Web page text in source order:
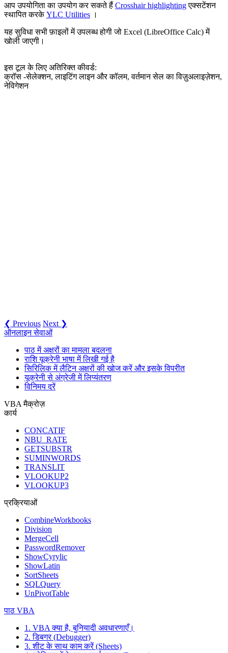
आप उपयोगिता का उपयोग कर सकते हैं Crosshair highlightingएक्सटेंशन
स्थापित करकेYLC Utilities ।
यह सुविधा सभी फ़ाइलों में उपलब्ध होगी जो Excel (LibreOffice Calc) में
खोली जाएगी।
इस टूल के लिए अतिरिक्त कीवर्ड:
क्रॉस -सेलेक्शन, लाइटिंग लाइन और कॉलम, वर्तमान सेल का विज़ुअलाइज़ेशन,
नेविगेशन
❮ Previous Next ❯
ऑनलाइन सेवाओं
पाठ में अक्षरों का मामला बदलना
राशि यूक्रेनी भाषा में लिखी गई है
सिरिलिक में लैटिन अक्षरों की खोज करें और इसके विपरीत
यूक्रेनी से अंग्रेजी में लिप्यंतरण
विनिमय दरें
VBA मैक्रोज़
कार्य
CONCATIF
NBU_RATE
GETSUBSTR
SUMINWORDS
TRANSLIT
VLOOKUP2
VLOOKUP3
प्रक्रियाओं
CombineWorkbooks
Division
MergeCell
PasswordRemover
ShowCyrylic
ShowLatin
SortSheets
SQLQuery
UnPivotTable
पाठ VBA
1. VBA क्या है, बुनियादी अवधारणाएँ।
2. डिबगर (Debugger)
3. शीट के साथ काम करें (Sheets)